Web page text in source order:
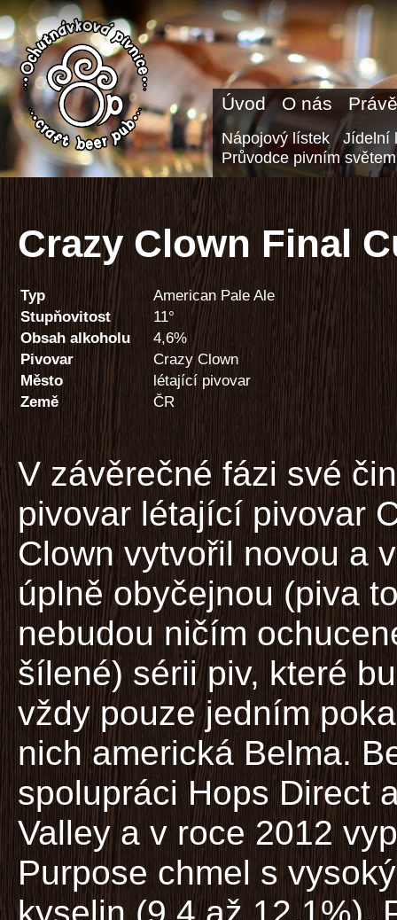
Úvod O nás
Nápojový lístek
Jídelní
Průvodce pivním světem
Crazy Clown Final
Typ
American Pale Ale
Stupňovitost
11°
Obsah alkoholu
4,6%
Pivovar
Crazy Clown
Město
létající pivovar
Země
ČR
V závěrečné fázi své
pivovar létající pivovar
Clown vytvořil novou a
úplně obyčejnou (piva
nebudou ničím
šílené) sérii piv, které
vždy pouze jedním
nich americká Belma.
spolupráci Hops Direct
Valley a v roce 2012
Purpose chmel s
kyselin (9,4 až 12,1%).